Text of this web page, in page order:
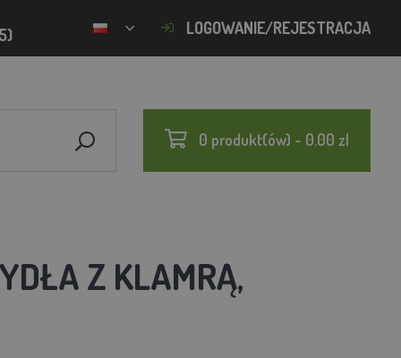
LOGOWANIE/REJESTRACJA
0 produkt(ów) - 0.00 zl
Z KLAMRĄ,